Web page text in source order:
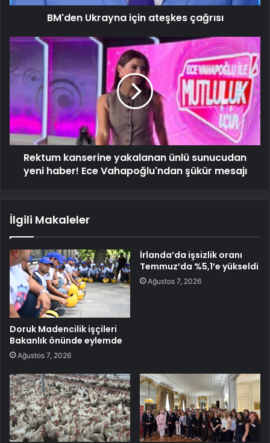
BM'den Ukrayna için ateşkes çağrısı
Rektum kanserine yakalanan ünlü sunucudan
yeni haber! Ece Vahapoğlu'ndan şükür mesajı
İlgili Makaleler
Doruk Madencilik işçileri
Bakanlık önünde eylemde
Ağustos 7, 2026
İrlanda’da işsizlik oranı
Temmuz’da %5,1’e yükseldi
Ağustos 7, 2026